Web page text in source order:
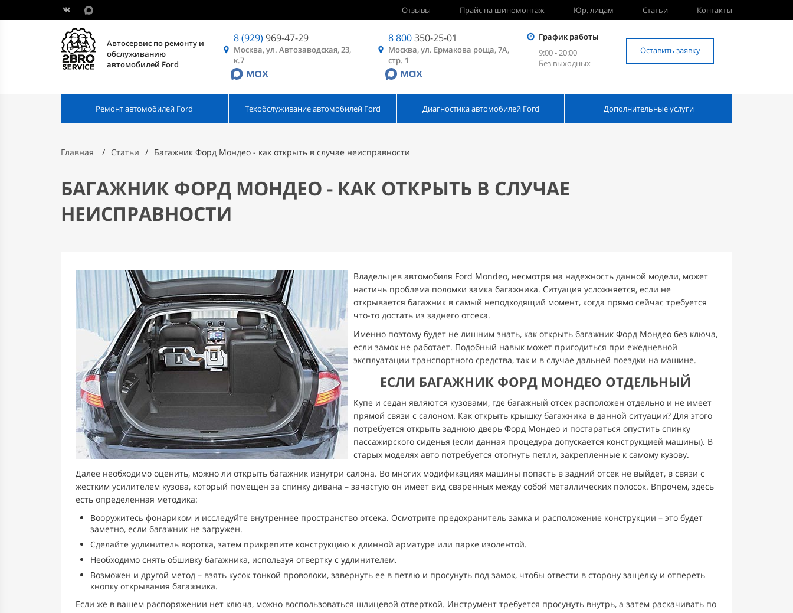
Отзывы Прайс на шиномонтаж Юр. лицам Статьи Контакты
Автосервис по ремонту и
обслуживанию
автомобилей Ford
8 (929) 969-47-29
Москва, ул. Автозаводская, 23,
к.7
8 800350-25-01
Москва, ул. Ермакова роща, 7А,
стр. 1
График работы
9:00 - 20:00
Без выходных
Оставить заявку
Ремонт автомобилей Ford Техобслуживание автомобилей Ford Диагностика автомобилей Ford Дополнительные услуги
Главная Статьи Багажник Форд Мондео - как открыть в случае неисправности
БАГАЖНИК ФОРД МОНДЕО - КАК ОТКРЫТЬ В СЛУЧАЕ
НЕИСПРАВНОСТИ
Владельцев автомобиля Ford Mondeo, несмотря на надежность данной модели, может
настичь проблема поломки замка багажника. Ситуация усложняется, если не
открывается багажник в самый неподходящий момент, когда прямо сейчас требуется
что-то достать из заднего отсека.
Именно поэтому будет не лишним знать, как открыть багажник Форд Мондео без ключа,
если замок не работает. Подобный навык может пригодиться при ежедневной
эксплуатации транспортного средства, так и в случае дальней поездки на машине.
ЕСЛИ БАГАЖНИК ФОРД МОНДЕО ОТДЕЛЬНЫЙ
Купе и седан являются кузовами, где багажный отсек расположен отдельно и не имеет
прямой связи с салоном. Как открыть крышку багажника в данной ситуации? Для этого
потребуется открыть заднюю дверь Форд Мондео и постараться опустить спинку
пассажирского сиденья (если данная процедура допускается конструкцией машины). В
старых моделях авто потребуется отогнуть петли, закрепленные к самому кузову.
Далее необходимо оценить, можно ли открыть багажник изнутри салона. Во многих модификациях машины попасть в задний отсек не выйдет, в связи с
жестким усилителем кузова, который помещен за спинку дивана – зачастую он имеет вид сваренных между собой металлических полосок. Впрочем, здесь
есть определенная методика:
Вооружитесь фонариком и исследуйте внутреннее пространство отсека. Осмотрите предохранитель замка и расположение конструкции – это будет
заметно, если багажник не загружен.
Сделайте удлинитель воротка, затем прикрепите конструкцию к длинной арматуре или парке изолентой.
Необходимо снять обшивку багажника, используя отвертку с удлинителем.
Возможен и другой метод – взять кусок тонкой проволоки, завернуть ее в петлю и просунуть под замок, чтобы отвести в сторону защелку и отпереть
кнопку открывания багажника.
Если же в вашем распоряжении нет ключа, можно воспользоваться шлицевой отверткой. Инструмент требуется просунуть внутрь, а затем раскачивать по